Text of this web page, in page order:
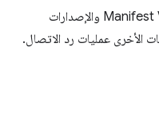
لا تتوافق الوعود إلا مع الإصدار Manifest V3 والإصدارات
الأخرى عمليات رد الاتصال.